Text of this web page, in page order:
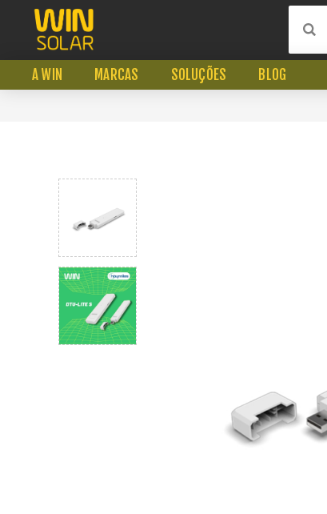
A WIN MARCAS SOLUÇÕES BLOG